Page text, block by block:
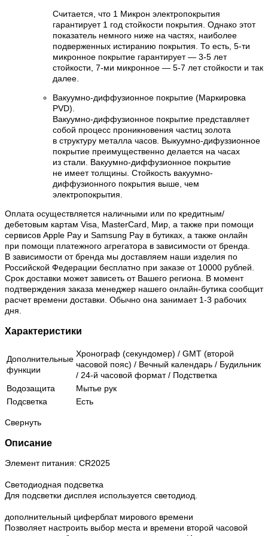
Считается, что 1 Микрон электропокрытия
гарантирует 1 год стойкости покрытия. Однако этот
показатель немного ниже на частях, наиболее
подверженных истиранию покрытия. То есть, 5-ти
микронное покрытие гарантирует — 3-5 лет
стойкости, 7-ми микронное — 5-7 лет стойкости и так
далее.
Вакуумно-диффузионное покрытие (Маркировка
PVD).
Вакуумно-диффузионное покрытие представляет
собой процесс проникновения частиц золота
в структуру металла часов. Выкуумно-дифуззионное
покрытие преимущественно делается на часах
из стали. Вакуумно-диффузионное покрытие
не имеет толщины. Стойкость вакуумно-
диффузионного покрытия выше, чем
электропокрытия.
Оплата осуществляется наличными или по кредитным/
дебетовым картам Visa, MasterCard, Мир, а также при помощи
сервисов Apple Pay и Samsung Pay в бутиках, а также онлайн
при помощи платежного агрегатора в зависимости от бренда.
В зависимости от бренда мы доставляем наши изделия по
Российской Федерации бесплатно при заказе от 10000 рублей.
Срок доставки может зависеть от Вашего региона. В момент
подтверждения заказа менеджер нашего онлайн-бутика сообщит
расчет времени доставки. Обычно она занимает 1-3 рабочих
дня.
Характеристики
Дополнительные
функции
Хронограф (секундомер) / GMT (второй
часовой пояс) / Вечный календарь / Будильник
/ 24-й часовой формат / Подстветка
Водозащита
Мытье рук
Подсветка
Есть
Свернуть
Описание
Элемент питания: CR2025
Светодиодная подсветка
Для подсветки дисплея используется светодиод.
дополнительный циферблат мирового времени
Позволяет настроить выбор места и времени второй часовой